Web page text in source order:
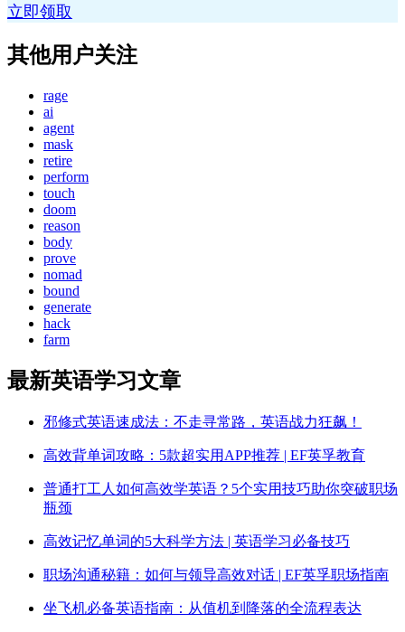
立即领取
其他用户关注
rage
ai
agent
mask
retire
perform
touch
doom
reason
body
prove
nomad
bound
generate
hack
farm
最新英语学习文章
邪修式英语速成法：不走寻常路，英语战力狂飙！
高效背单词攻略：5款超实用APP推荐 | EF英孚教育
普通打工人如何高效学英语？5个实用技巧助你突破职场
瓶颈
高效记忆单词的5大科学方法 | 英语学习必备技巧
职场沟通秘籍：如何与领导高效对话 | EF英孚职场指南
坐飞机必备英语指南：从值机到降落的全流程表达